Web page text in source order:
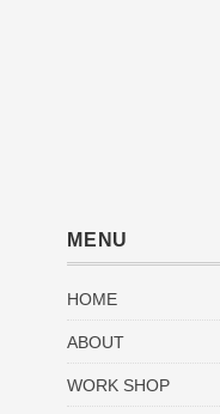
MENU
HOME
ABOUT
WORK SHOP